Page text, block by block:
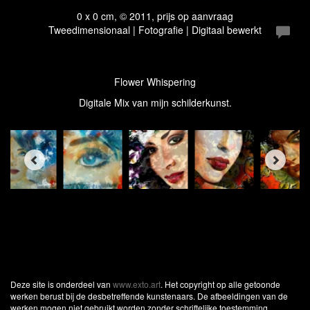
0 x 0 cm, © 2011, prijs op aanvraag
Tweedimensionaal | Fotografie | Digitaal bewerkt
Flower Whispering
Digitale Mix van mijn schilderkunst.
Deze site is onderdeel van www.exto.art. Het copyright op alle getoonde
werken berust bij de desbetreffende kunstenaars. De afbeeldingen van de
werken mogen niet gebruikt worden zonder schriftelijke toestemming.